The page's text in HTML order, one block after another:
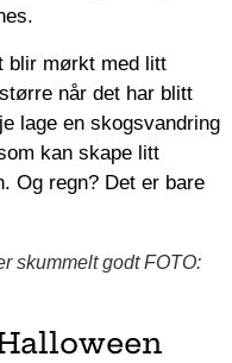
blir mørkt med litt
når det har blitt
lage en skogsvandring
kan skape litt
Og regn? Det er bare
skummelt godt FOTO: